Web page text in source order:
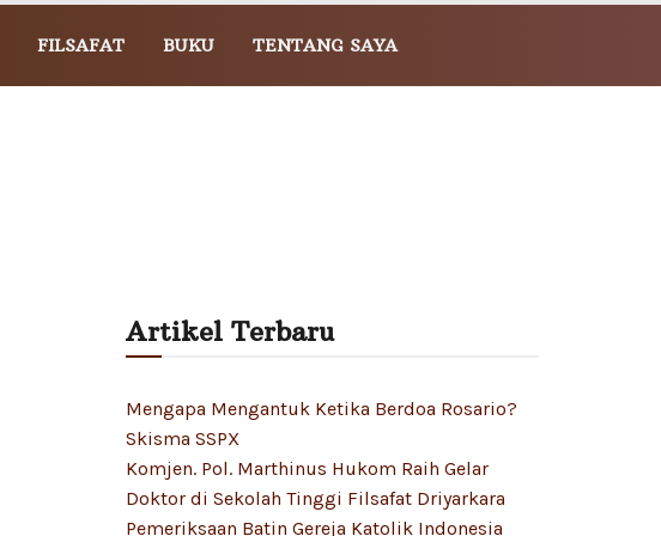
FILSAFAT BUKU TENTANG SAYA
Artikel Terbaru
Mengapa Mengantuk Ketika Berdoa Rosario?
Skisma SSPX
Komjen. Pol. Marthinus Hukom Raih Gelar
Doktor di Sekolah Tinggi Filsafat Driyarkara
Pemeriksaan Batin Gereja Katolik Indonesia